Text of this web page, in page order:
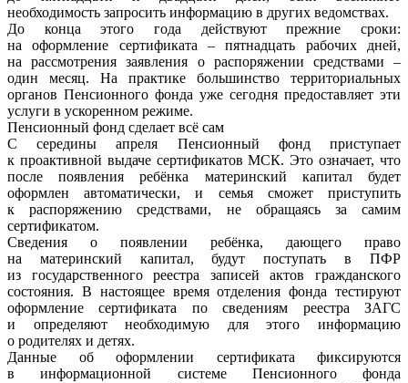
необходимость запросить информацию в других ведомствах.
До конца этого года действуют прежние сроки:
на оформление сертификата – пятнадцать рабочих дней,
на рассмотрения заявления о распоряжении средствами –
один месяц. На практике большинство территориальных
органов Пенсионного фонда уже сегодня предоставляет эти
услуги в ускоренном режиме.
Пенсионный фонд сделает всё сам
С середины апреля Пенсионный фонд приступает
к проактивной выдаче сертификатов МСК. Это означает, что
после появления ребёнка материнский капитал будет
оформлен автоматически, и семья сможет приступить
к распоряжению средствами, не обращаясь за самим
сертификатом.
Сведения о появлении ребёнка, дающего право
на материнский капитал, будут поступать в ПФР
из государственного реестра записей актов гражданского
состояния. В настоящее время отделения фонда тестируют
оформление сертификата по сведениям реестра ЗАГС
и определяют необходимую для этого информацию
о родителях и детях.
Данные об оформлении сертификата фиксируются
в информационной системе Пенсионного фонда